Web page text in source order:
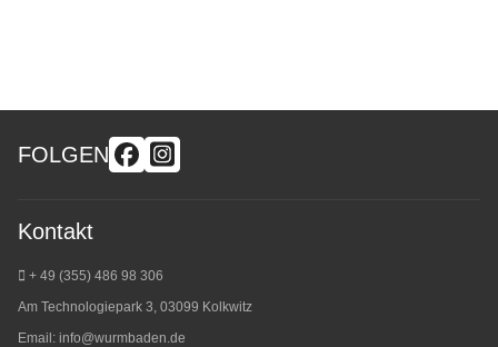
FOLGEN
Kontakt
+ 49 (355) 486 98 306
Am Technologiepark 3, 03099 Kolkwitz
Email: info@wurmbaden.de